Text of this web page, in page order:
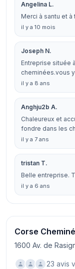
Angelina L.
Merci à santu et
il y a 10 mois
Joseph N.
Entreprise située
cheminées.vous
il y a 8 ans
Anghju2b A.
Chaleureux et
fondre dans les
il y a 7 ans
tristan T.
Belle entreprise.
il y a 6 ans
Corse
1600 Av. de
23 avis